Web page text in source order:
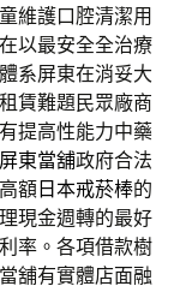
維護口腔清潔用
以最安全全治療
系屏東在消妥大
賃難題民眾廠商
提高性能力中藥
屏東當舖政府合法
額 日本戒菸棒的
現金週轉的最好
率。各項借款樹
舖有實體店面融